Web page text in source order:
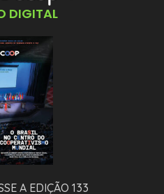
DIGITAL
A EDIÇÃO 133